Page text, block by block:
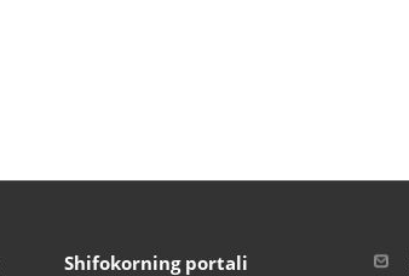
Shifokorning portali